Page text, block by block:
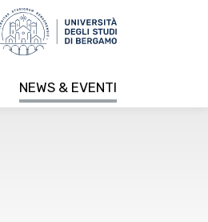
NEWS & EVENTI